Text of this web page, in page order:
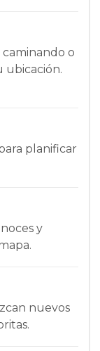
o
ubicación.
planificar
y
nuevos